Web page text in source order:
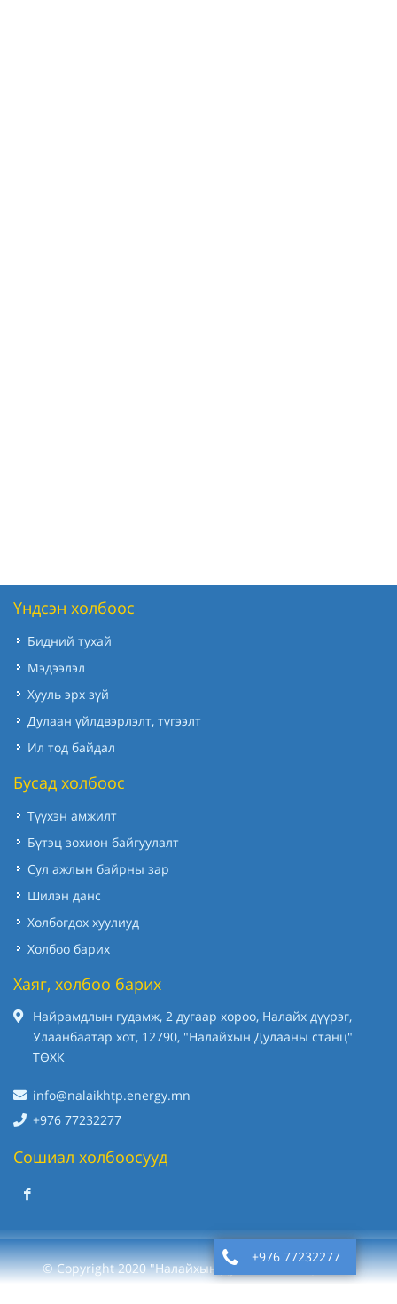
Үндсэн холбоос
Бидний тухай
Мэдээлэл
Хууль эрх зүй
Дулаан үйлдвэрлэлт, түгээлт
Ил тод байдал
Бусад холбоос
Түүхэн амжилт
Бүтэц зохион байгуулалт
Сул ажлын байрны зар
Шилэн данс
Холбогдох хуулиуд
Холбоо барих
Хаяг, холбоо барих
Найрамдлын гудамж, 2 дугаар хороо, Налайх дүүрэг,
Улаанбаатар хот, 12790, "Налайхын Дулааны станц"
ТӨХК
info@nalaikhtp.energy.mn
+976 77232277
Сошиал холбоосууд
© Copyright 2020 "Налайхын Дулааны станц" ТӨХК
+976 77232277